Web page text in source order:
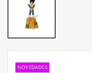
NOVEDADES